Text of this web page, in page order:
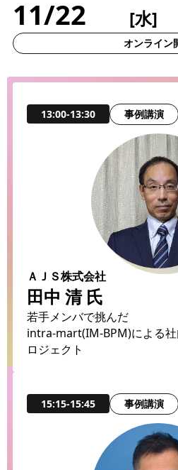
11/22 [水]
オンライン
13:00-13:30 事例講演
ＡＪＳ株式会社
田中 清 氏
若手メンバで挑んだ
intra-mart(IM-BPM)による
ロジェクト
15:15-15:45 事例講演